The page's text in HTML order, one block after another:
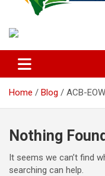
Hindustan
Home Blog ACB-
Nothing Found
It seems we can’t find
searching can help.